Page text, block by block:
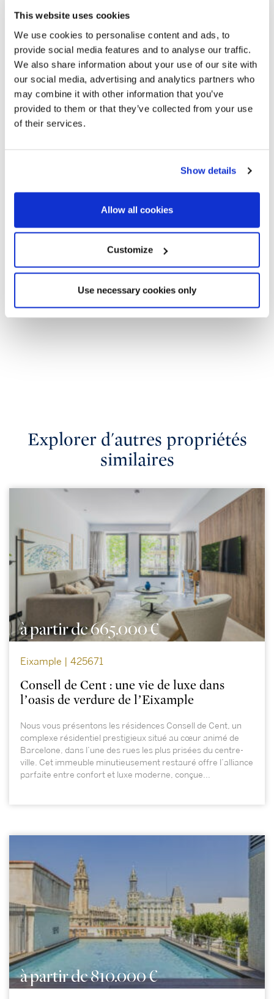
This website uses cookies
We use cookies to personalise content and ads, to
provide social media features and to analyse our traffic.
We also share information about your use of our site with
our social media, advertising and analytics partners who
may combine it with other information that you’ve
provided to them or that they’ve collected from your use
of their services.
Show details
Allow all cookies
Customize
Use necessary cookies only
Explorer d'autres propriétés
similaires
à partir de 665.000 €
Eixample | 425671
Consell de Cent : une vie de luxe dans
l’oasis de verdure de l’Eixample
Nous vous présentons les résidences Consell de Cent, un
complexe résidentiel prestigieux situé au cœur animé de
Barcelone, dans l’une des rues les plus prisées du centre-
ville. Cet immeuble minutieusement restauré offre l’alliance
parfaite entre confort et luxe moderne, conçue...
à partir de 810.000 €